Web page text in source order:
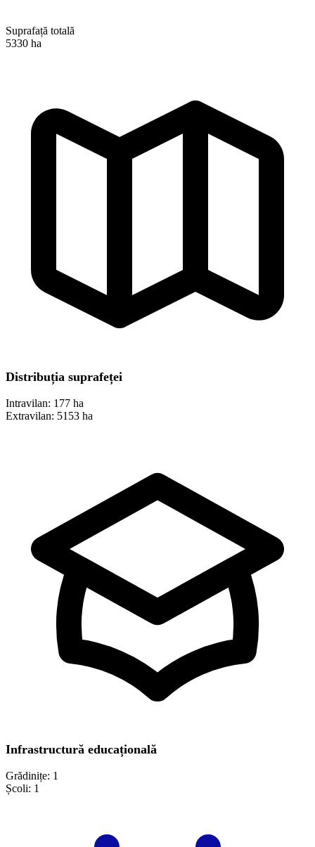
Suprafață totală
5330 ha
Distribuția suprafeței
Intravilan: 177 ha
Extravilan: 5153 ha
Infrastructură educațională
Grădinițe: 1
Școli: 1